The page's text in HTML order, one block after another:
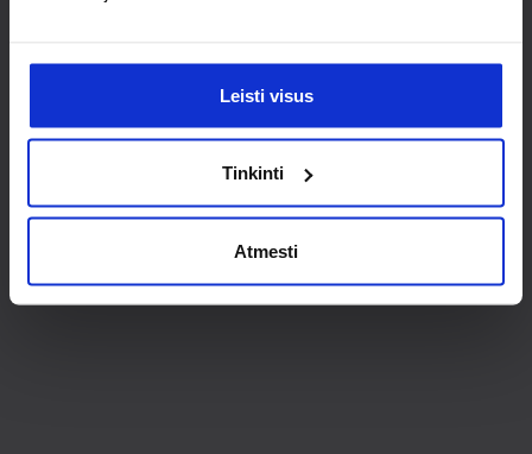
Leisti visus
Tinkinti
Atmesti